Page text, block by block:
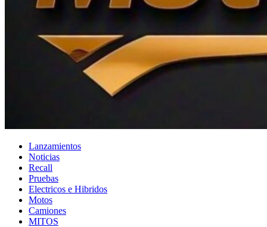
Lanzamientos
Noticias
Recall
Pruebas
Electricos e Hibridos
Motos
Camiones
MITOS